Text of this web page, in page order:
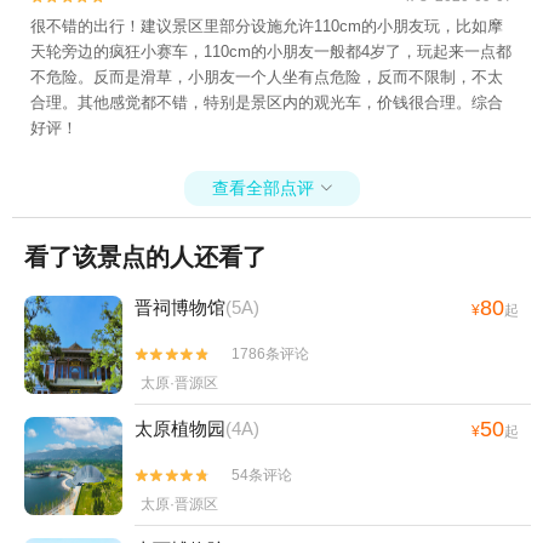
很不错的出行！建议景区里部分设施允许110cm的小朋友玩，比如摩
天轮旁边的疯狂小赛车，110cm的小朋友一般都4岁了，玩起来一点都
不危险。反而是滑草，小朋友一个人坐有点危险，反而不限制，不太
合理。其他感觉都不错，特别是景区内的观光车，价钱很合理。综合
好评！
查看全部点评 
看了该景点的人还看了
晋祠博物馆(5A) ¥80起


1786条评论
太原·晋源区
太原植物园(4A) ¥50起


54条评论
太原·晋源区